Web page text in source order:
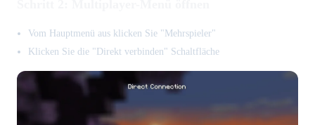
Vom Hauptmenü aus klicken Sie "Mehrspieler"
Klicken Sie die "Direkt verbinden" Schaltfläche